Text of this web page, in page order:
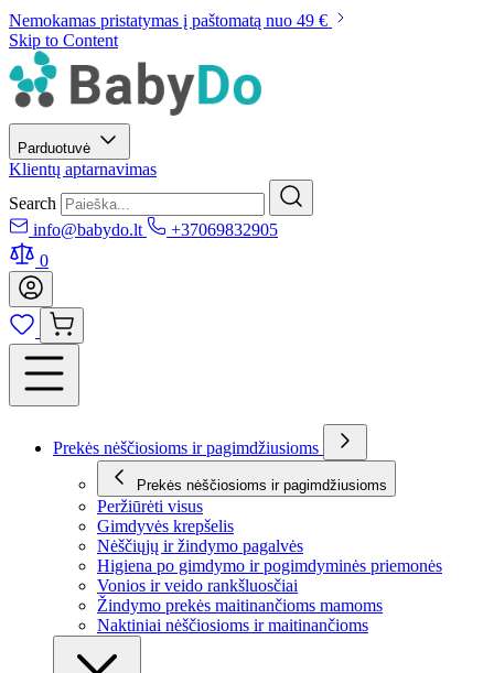
Nemokamas pristatymas į paštomatą nuo 49 €
Skip to Content
Parduotuvė
Klientų aptarnavimas
Search
info@babydo.lt
+37069832905
0
Prekės nėščiosioms ir pagimdžiusioms
Prekės nėščiosioms ir pagimdžiusioms
Peržiūrėti visus
Gimdyvės krepšelis
Nėščiųjų ir žindymo pagalvės
Higiena po gimdymo ir pogimdyminės priemonės
Vonios ir veido rankšluosčiai
Žindymo prekės maitinančioms mamoms
Naktiniai nėščiosioms ir maitinančioms